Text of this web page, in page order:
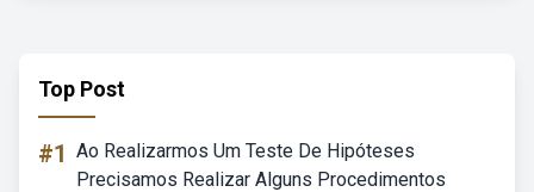
Top Post
#1 Ao Realizarmos Um Teste De Hipóteses
Precisamos Realizar Alguns Procedimentos